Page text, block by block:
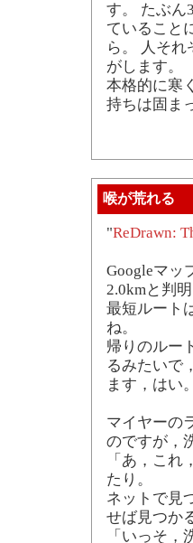
す。 たぶん
ていること
ら。 人そ
がします。
本格的に寒
持ちは固ま
喉が荒れる
"ReDrawn:
Googleマッ
2.0kmと判
最短ルート
ね。
帰りのルー
るみたいで
ます，はい
マイヤーの
のですが，
「あ，こ
たり。
ネットで見
せば見つか
「いっそ